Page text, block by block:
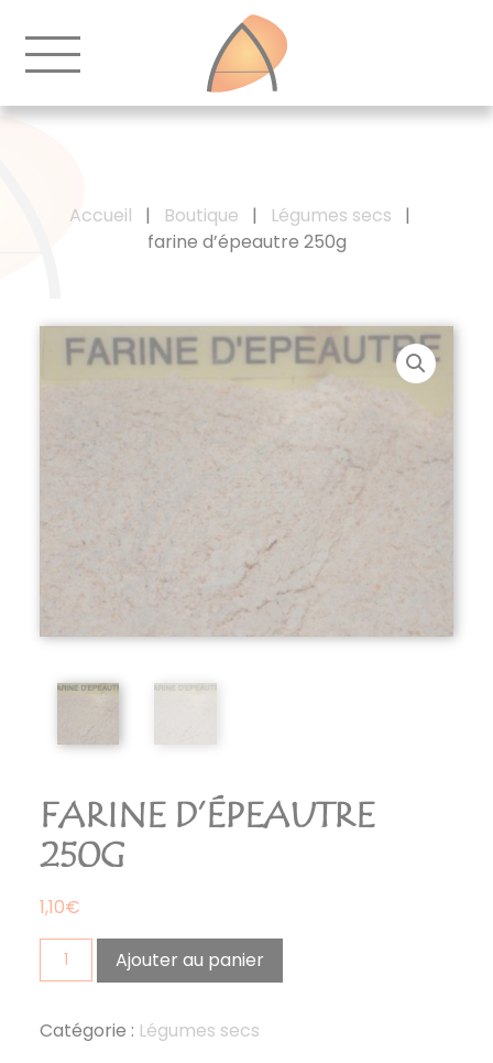
Accueil | Boutique | Légumes secs
|
farine d’épeautre 250g
FARINE D’ÉPEAUTRE
250G
1,10€
quantité
de
d'épeautre
Ajouter au panier
Catégorie : Légumes secs